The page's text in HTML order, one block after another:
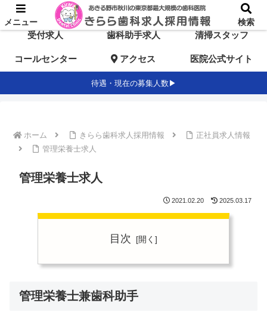
TOP 歯科医師求人 歯科衛生士求人
受付求人 歯科助手求人 清掃スタッフ
コールセンター アクセス 医院公式サイト
待遇・現在の募集人数▶
ホーム きらら歯科求人採用情報
正社員求人情報
管理栄養士求人
管理栄養士求人
2021.02.20 2025.03.17
目次
管理栄養士兼歯科助手
メニュー 検索